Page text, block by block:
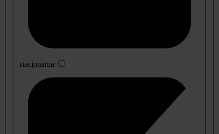
stacjonarna